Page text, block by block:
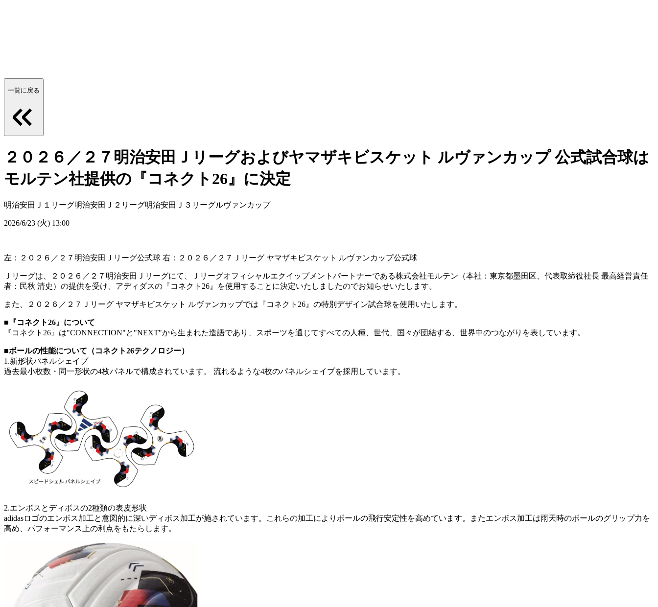
一覧に戻る
２０２６／２７明治安田Ｊリーグおよびヤマザキビスケット ルヴァンカップ 公式試合球は
モルテン社提供の『コネクト26』に決定
明治安田Ｊ１リーグ明治安田Ｊ２リーグ明治安田Ｊ３リーグルヴァンカップ
2026/6/23 (火) 13:00
左：２０２６／２７明治安田Ｊリーグ公式球 右：２０２６／２７Ｊリーグ ヤマザキビスケット ルヴァンカップ公式球
Ｊリーグは、２０２６／２７明治安田Ｊリーグにて、Ｊリーグオフィシャルエクイップメントパートナーである株式会社モルテン（本社：東京都墨田区、代表取締役社長 最高経営責任
者：民秋 清史）の提供を受け、アディダスの『コネクト26』を使用することに決定いたしましたのでお知らせいたします。
また、２０２６／２７Ｊリーグ ヤマザキビスケット ルヴァンカップでは『コネクト26』の特別デザイン試合球を使用いたします。
■『コネクト26』について
『コネクト26』は"CONNECTION"と"NEXT"から生まれた造語であり、スポーツを通じてすべての人種、世代、国々が団結する、世界中のつながりを表しています。
■ボールの性能について（コネクト26テクノロジー）
1.新形状パネルシェイプ
過去最小枚数・同一形状の4枚パネルで構成されています。 流れるような4枚のパネルシェイプを採用しています。
2.エンボスとディボスの2種類の表皮形状
adidasロゴのエンボス加工と意図的に深いディボス加工が施されています。これらの加工によりボールの飛行安定性を高めています。またエンボス加工は雨天時のボールのグリップ力を
高め、パフォーマンス上の利点をもたらします。